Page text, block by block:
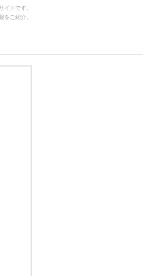
トです。
をご紹介。